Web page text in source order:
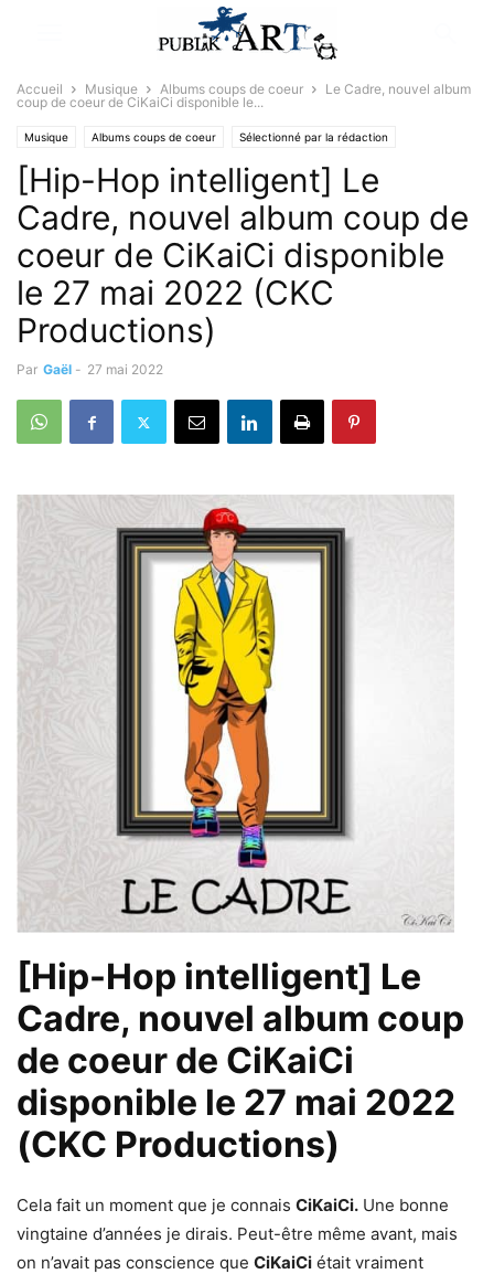
Accueil Musique Albums coups de coeur
Le Cadre, nouvel album
coup de coeur de CiKaiCi disponible le...
Musique Albums coups de coeur Sélectionné par la rédaction
[Hip-Hop intelligent] Le
Cadre, nouvel album coup de
coeur de CiKaiCi disponible
le 27 mai 2022 (CKC
Productions)
Par Gaël - 27 mai 2022
[Hip-Hop intelligent] Le
Cadre, nouvel album coup
de coeur de CiKaiCi
disponible le 27 mai 2022
(CKC Productions)
Cela fait un moment que je connais CiKaiCi. Une bonne
vingtaine d’années je dirais. Peut-être même avant, mais
on n’avait pas conscience que CiKaiCi était vraiment